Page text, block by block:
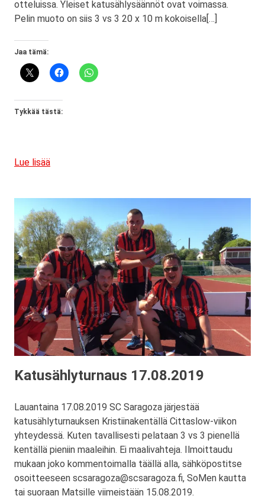
otteluissa. Yleiset katusählysäännöt ovat voimassa.
Pelin muoto on siis 3 vs 3 20 x 10 m kokoisella[…]
Jaa tämä:
Tykkää tästä:
Lue lisää
Katusählyturnaus 17.08.2019
Lauantaina 17.08.2019 SC Saragoza järjestää
katusählyturnauksen Kristiinakentällä Cittaslow-viikon
yhteydessä. Kuten tavallisesti pelataan 3 vs 3 pienellä
kentällä pieniin maaleihin. Ei maalivahteja. Ilmoittaudu
mukaan joko kommentoimalla täällä alla, sähköpostitse
osoitteeseen scsaragoza@scsaragoza.fi, SoMen kautta
tai suoraan Matsille viimeistään 15.08.2019.